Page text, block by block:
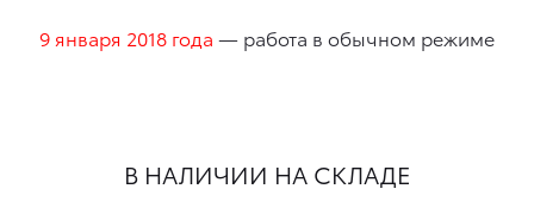
9 января 2018 года — работа в обычном режиме
В НАЛИЧИИ НА СКЛАДЕ